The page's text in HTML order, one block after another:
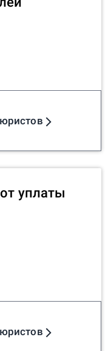
уплаты